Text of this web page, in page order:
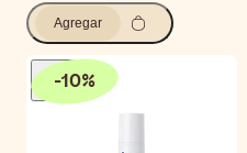
Agregar
-10%